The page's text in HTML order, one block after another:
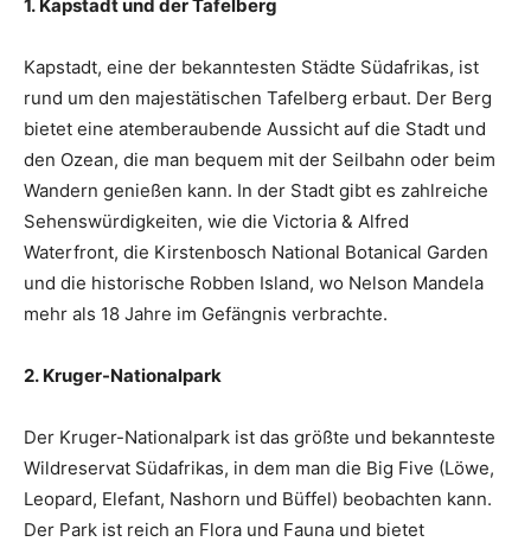
1. Kapstadt und der Tafelberg
Kapstadt, eine der bekanntesten Städte Südafrikas, ist
rund um den majestätischen Tafelberg erbaut. Der Berg
bietet eine atemberaubende Aussicht auf die Stadt und
den Ozean, die man bequem mit der Seilbahn oder beim
Wandern genießen kann. In der Stadt gibt es zahlreiche
Sehenswürdigkeiten, wie die Victoria & Alfred
Waterfront, die Kirstenbosch National Botanical Garden
und die historische Robben Island, wo Nelson Mandela
mehr als 18 Jahre im Gefängnis verbrachte.
2. Kruger-Nationalpark
Der Kruger-Nationalpark ist das größte und bekannteste
Wildreservat Südafrikas, in dem man die Big Five (Löwe,
Leopard, Elefant, Nashorn und Büffel) beobachten kann.
Der Park ist reich an Flora und Fauna und bietet